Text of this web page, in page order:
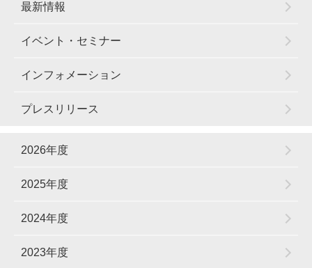
最新情報
イベント・セミナー
インフォメーション
プレスリリース
2026年度
2025年度
2024年度
2023年度